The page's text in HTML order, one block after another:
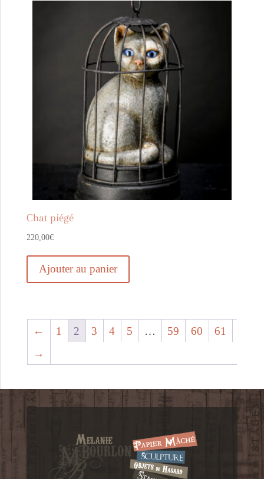
Chat piégé
220,00€
Ajouter au panier
← 1 2 3 4 5 … 59 60
61
→